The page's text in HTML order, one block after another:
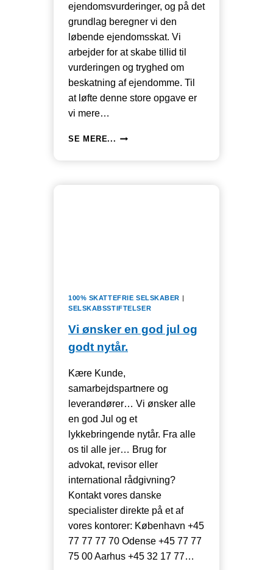
ejendomsvurderinger, og på det
grundlag beregner vi den
løbende ejendomsskat. Vi
arbejder for at skabe tillid til
vurderingen og tryghed om
beskatning af ejendomme. Til
at løfte denne store opgave er
vi mere…
SE MERE... VURDERINGSSTYRELSEN
SKRIVE
OM
4
UGERS
TIL
AT
KLAGE,
NU
FANGER
BORDET
MENER
STYRELSEN
100% SKATTEFRIE SELSKABER |
SELSKABSSTIFTELSER
Vi ønsker en god jul og
godt nytår.
Kære Kunde,
samarbejdspartnere og
leverandører… Vi ønsker alle
en god Jul og et
lykkebringende nytår. Fra alle
os til alle jer… Brug for
advokat, revisor eller
international rådgivning?
Kontakt vores danske
specialister direkte på et af
vores kontorer: København +45
77 77 77 70 Odense +45 77 77
75 00 Aarhus +45 32 17 77…